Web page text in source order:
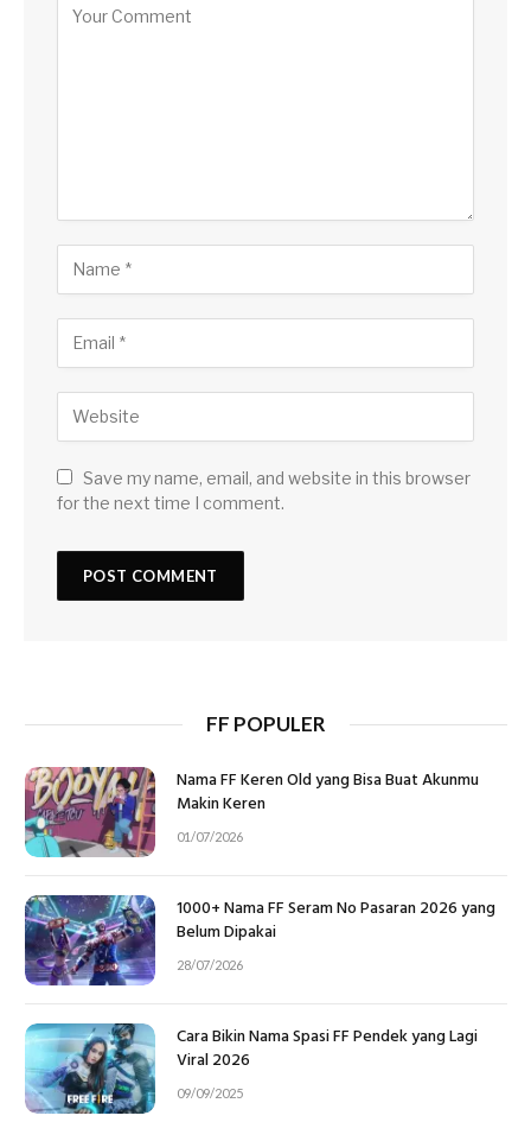
Save my name, email, and website in this browser
for the next time I comment.
FF POPULER
Nama FF Keren Old yang Bisa Buat Akunmu
Makin Keren
01/07/2026
1000+ Nama FF Seram No Pasaran 2026 yang
Belum Dipakai
28/07/2026
Cara Bikin Nama Spasi FF Pendek yang Lagi
Viral 2026
09/09/2025